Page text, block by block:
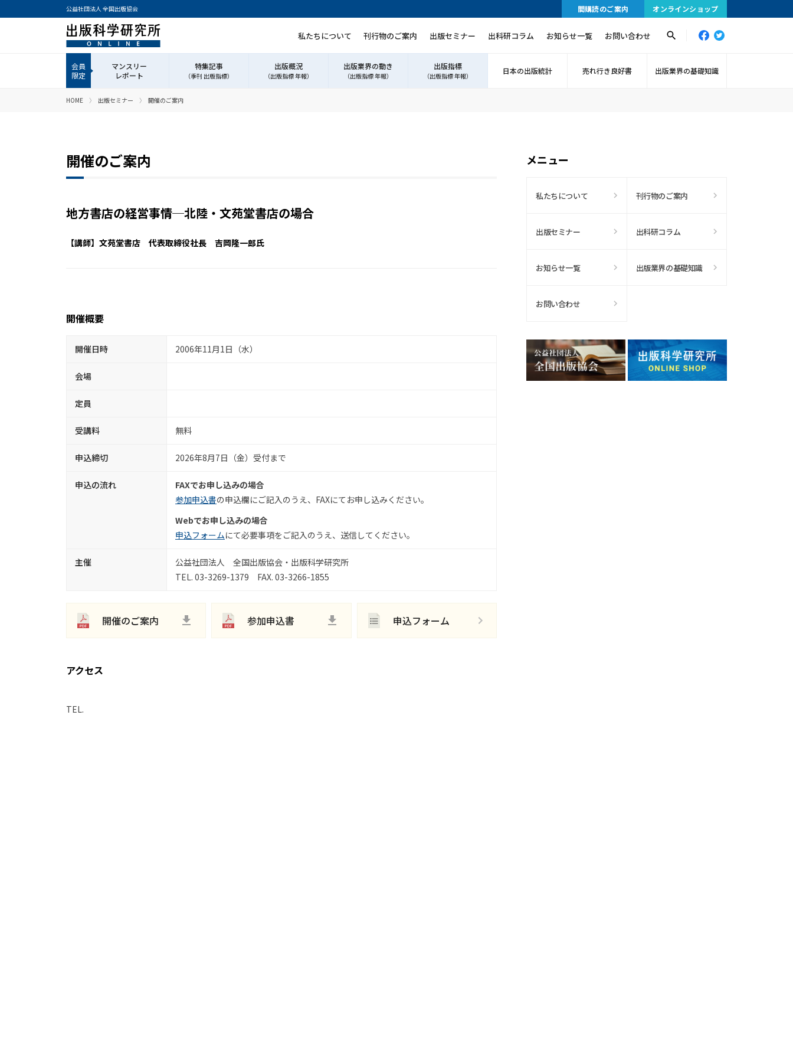
公益社団法人 全国出版協会 間購読のご案内 オンラインショップ
私たちについて 刊行物のご案内 出版セミナー 出科研コラム お知らせ一覧 お問い合わせ
マンスリー
レポート
特集記事
（季刊 出版指標）
出版概況
（出版指標 年報）
出版業界の動き
（出版指標 年報）
出版指標
（出版指標 年報）
日本の出版統計 売れ行き良好書 出版業界の基礎知識
HOME 出版セミナー 開催のご案内
開催のご案内
地方書店の経営事情─北陸・文苑堂書店の場合
【講師】文苑堂書店 代表取締役社長 吉岡隆一郎氏
開催概要
開催日時 2006年11月1日（水）
会場
定員
受講料 無料
申込締切 2026年8月7日（金）受付まで
申込の流れ
FAXでお申し込みの場合
参加申込書の申込欄にご記入のうえ、FAXにてお申し込みください。
Webでお申し込みの場合
申込フォームにて必要事項をご記入のうえ、送信してください。
主催
公益社団法人 全国出版協会・出版科学研究所
TEL. 03-3269-1379 FAX. 03-3266-1855
開催のご案内 参加申込書 申込フォーム
アクセス
TEL.
メニュー
私たちについて 刊行物のご案内
出版セミナー 出科研コラム
お知らせ一覧 出版業界の基礎知識
お問い合わせ